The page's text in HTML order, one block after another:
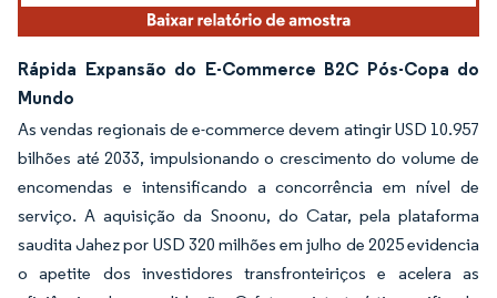
Rápida Expansão do E-Commerce B2C Pós-Copa do
Mundo
As vendas regionais de e-commerce devem atingir USD 10.957
bilhões até 2033, impulsionando o crescimento do volume de
encomendas e intensificando a concorrência em nível de
serviço. A aquisição da Snoonu, do Catar, pela plataforma
saudita Jahez por USD 320 milhões em julho de 2025 evidencia
o apetite dos investidores transfronteiriços e acelera as